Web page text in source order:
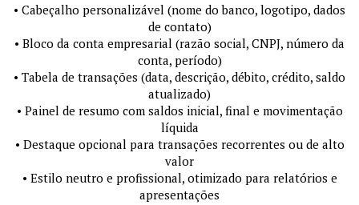
• Cabeçalho personalizável (nome do banco, logotipo, dados
de contato)
• Bloco da conta empresarial (razão social, CNPJ, número da
conta, período)
• Tabela de transações (data, descrição, débito, crédito, saldo
atualizado)
• Painel de resumo com saldos inicial, final e movimentação
líquida
• Destaque opcional para transações recorrentes ou de alto
valor
• Estilo neutro e profissional, otimizado para relatórios e
apresentações